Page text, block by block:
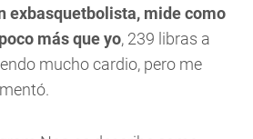
exbasquetbolista, mide como
más que yo, 239 libras a
mucho cardio, pero me